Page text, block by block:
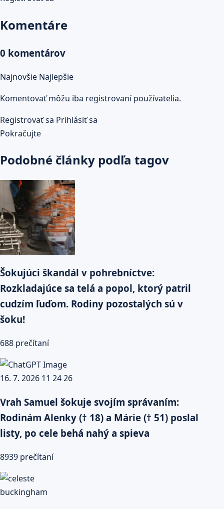
Komentáre
0 komentárov
Najnovšie Najlepšie
Komentovať môžu iba registrovaní používatelia.
Registrovať sa Prihlásiť sa
Pokračujte
Podobné články podľa tagov
Šokujúci škandál v pohrebníctve:
Rozkladajúce sa telá a popol, ktorý patril
cudzím ľuďom. Rodiny pozostalých sú v
šoku!
688 prečítaní
Vrah Samuel šokuje svojím správaním:
Rodinám Alenky († 18) a Márie († 51) poslal
listy, po cele behá nahý a spieva
8939 prečítaní